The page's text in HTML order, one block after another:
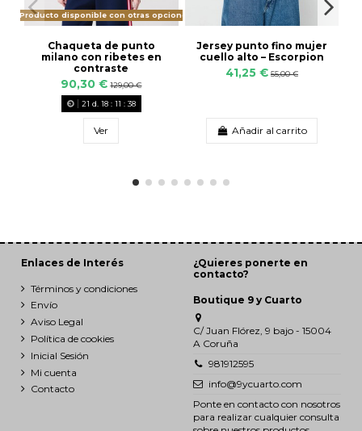
Producto disponible con otras opciones
Chaqueta de punto
milano con ribetes en
contraste
90,30 € 129,00 €
21 d. 18: 11 : 37
Ver
Jersey punto fino mujer
cuello alto – Escorpion
41,25 € 55,00 €
Añadir al carrito
Enlaces de Interés
Términos y condiciones
Envío
Aviso Legal
Política de cookies
Inicial Sesión
Mi cuenta
Contacto
¿Quieres ponerte en
contacto?
Boutique 9 y Cuarto
C/ Juan Flórez, 9 bajo - 15004
A Coruña
981912595
info@9ycuarto.com
Ponte en contacto con nosotros
para realizar cualquier consulta